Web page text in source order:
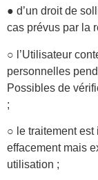
● d’un droit de
cas prévus par la
○ l’Utilisateur
personnelles
Possibles de
;
○ le traitement est
effacement mais
utilisation ;